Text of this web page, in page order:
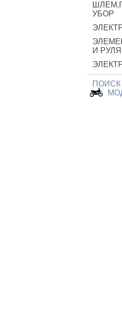
УБОР
И РУЛЯ